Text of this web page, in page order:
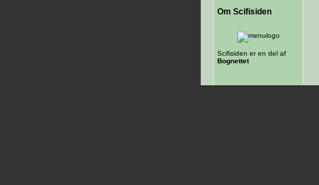
Om Scifisiden
Scifisiden er en del af
Bognettet